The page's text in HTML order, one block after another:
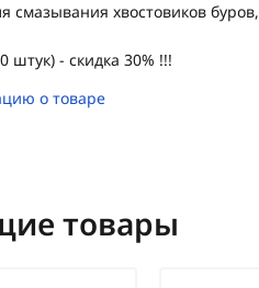
смазывания хвостовиков
штук) - скидка 30% !!!
о товаре
товары